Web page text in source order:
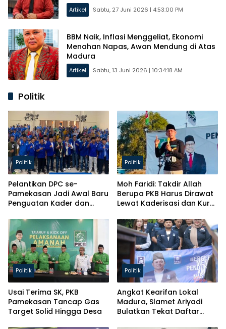
Artikel Sabtu, 27 Juni 2026 | 4:53:00 PM
BBM Naik, Inflasi Menggeliat, Ekonomi
Menahan Napas, Awan Mendung di Atas
Madura
Artikel Sabtu, 13 Juni 2026 | 10:34:18 AM
Politik
Politik
Pelantikan DPC se-
Pamekasan Jadi Awal Baru
Penguatan Kader dan
Politik
Moh Faridi: Takdir Allah
Berupa PKB Harus Dirawat
Lewat Kaderisasi dan Kursi
Politik
Usai Terima SK, PKB
Pamekasan Tancap Gas
Target Solid Hingga Desa
Politik
Angkat Kearifan Lokal
Madura, Slamet Ariyadi
Bulatkan Tekat Daftar